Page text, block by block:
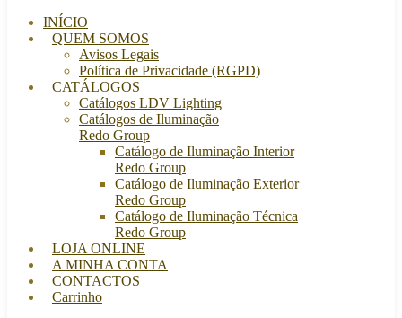
INÍCIO
QUEM SOMOS
Avisos Legais
Política de Privacidade (RGPD)
CATÁLOGOS
Catálogos LDV Lighting
Catálogos de Iluminação
Redo Group
Catálogo de Iluminação Interior
Redo Group
Catálogo de Iluminação Exterior
Redo Group
Catálogo de Iluminação Técnica
Redo Group
LOJA ONLINE
A MINHA CONTA
CONTACTOS
Carrinho